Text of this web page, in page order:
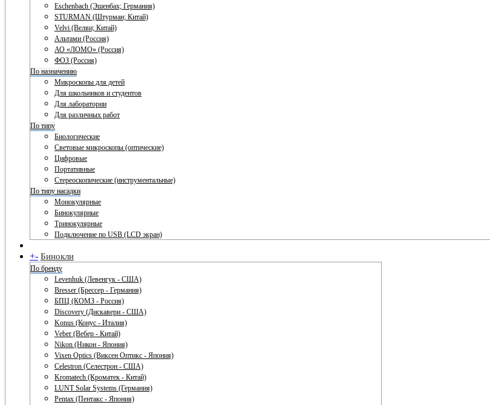
Eschenbach (Эшенбах; Германия)
STURMAN (Штурман; Китай)
Velvi (Велви; Китай)
Альтами (Россия)
АО «ЛОМО» (Россия)
ФОЗ (Россия)
По назначению
Микроскопы для детей
Для школьников и студентов
Для лаборатории
Для различных работ
По типу
Биологические
Световые микроскопы (оптические)
Цифровые
Портативные
Стереоскопические (инструментальные)
По типу насадки
Монокулярные
Бинокулярные
Тринокулярные
Подключение по USB (LCD экран)
+- Бинокли
По бренду
Levenhuk (Левенгук - США)
Bresser (Брессер - Германия)
БПЦ (КОМЗ - Россия)
Discovery (Дискавери - США)
Konus (Конус - Италия)
Veber (Вебер - Китай)
Nikon (Никон - Япония)
Vixen Optics (Виксен Оптикс - Япония)
Celestron (Селестрон - США)
Kromatech (Кроматек - Китай)
LUNT Solar Systems (Германия)
Pentax (Пентакс - Япония)